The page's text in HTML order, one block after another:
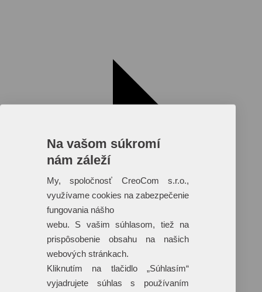
Reklamné predmety s plnofarebnou
potlačou
Na vašom súkromí
nám záleží
My, spoločnosť CreoCom s.r.o.,
využívame cookies na zabezpečenie
fungovania nášho
webu. S vašim súhlasom, tiež na
prispôsobenie obsahu na našich
webových stránkach.
Kliknutím na tlačidlo „Súhlasím“
vyjadrujete súhlas s používaním